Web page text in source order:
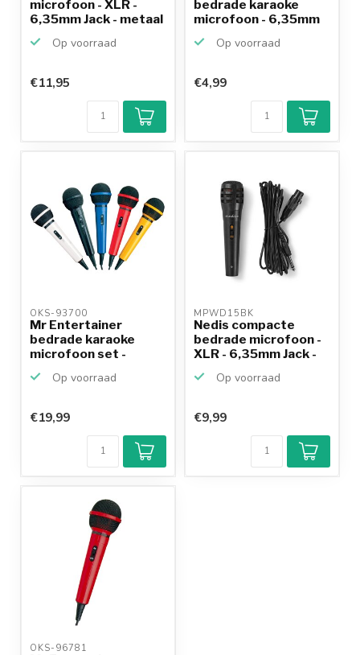
microfoon - XLR -
6,35mm Jack - metaal
Op voorraad
€11,95
bedrade karaoke
microfoon - 6,35mm
Op voorraad
€4,99
OKS-93700
Mr Entertainer
bedrade karaoke
microfoon set -
Op voorraad
€19,99
MPWD15BK
Nedis compacte
bedrade microfoon -
XLR - 6,35mm Jack -
Op voorraad
9,2/10
Achteraf
betalen mogelijk
€9,99
OKS-96781